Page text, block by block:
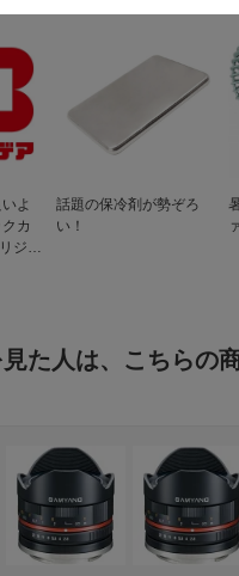
ソフトフォーカスリン
よ
カ
ジナ
話題の保冷剤が勢ぞろ
い！
た人は、こちらの